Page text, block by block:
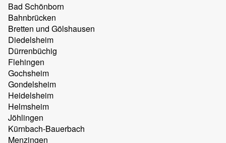
Bad Schönborn
Bahnbrücken
Bretten und Gölshausen
Diedelsheim
Dürrenbüchig
Flehingen
Gochsheim
Gondelsheim
Heidelsheim
Helmsheim
Jöhlingen
Kürnbach-Bauerbach
Menzingen